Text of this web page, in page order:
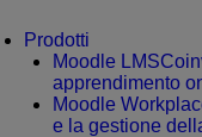
Prodotti
Moodle LMS
apprendimento
Moodle
e la gestione